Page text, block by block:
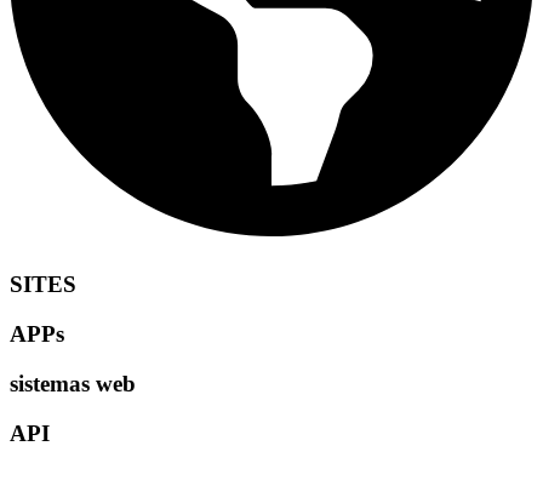
SITES
APPs
sistemas web
API